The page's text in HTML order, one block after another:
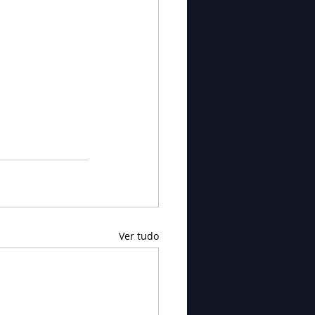
Ver tudo